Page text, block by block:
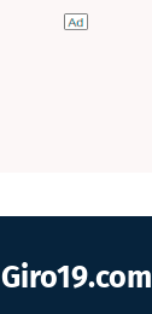
Giro19.com